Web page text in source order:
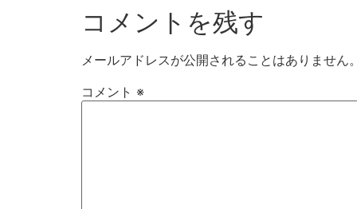
コメントを残す
メールアドレスが公開されることはありません
コメント ※